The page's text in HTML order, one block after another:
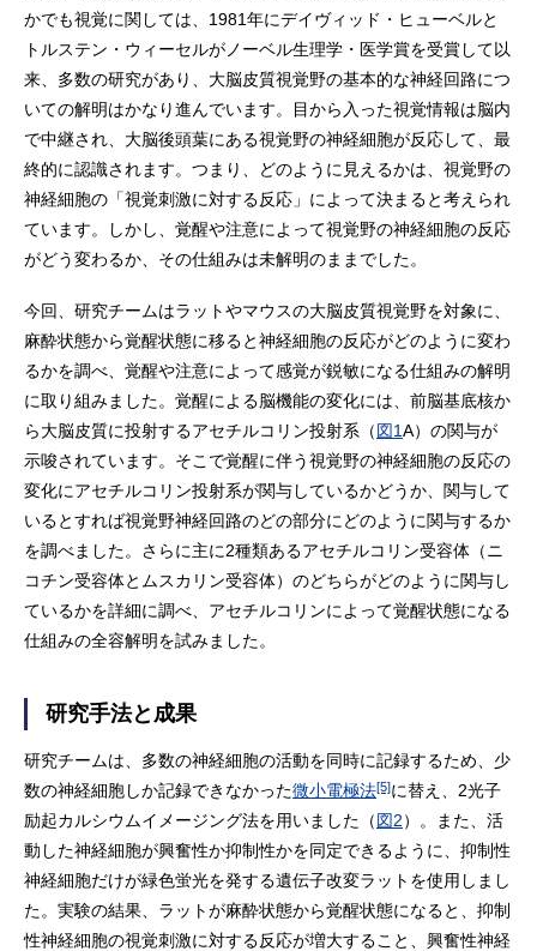
かでも視覚に関しては、1981年にデイヴィッド・ヒューベルと
トルステン・ウィーセルがノーベル生理学・医学賞を受賞して以
来、多数の研究があり、大脳皮質視覚野の基本的な神経回路につ
いての解明はかなり進んでいます。目から入った視覚情報は脳内
で中継され、大脳後頭葉にある視覚野の神経細胞が反応して、最
終的に認識されます。つまり、どのように見えるかは、視覚野の
神経細胞の「視覚刺激に対する反応」によって決まると考えられ
ています。しかし、覚醒や注意によって視覚野の神経細胞の反応
がどう変わるか、その仕組みは未解明のままでした。
今回、研究チームはラットやマウスの大脳皮質視覚野を対象に、
麻酔状態から覚醒状態に移ると神経細胞の反応がどのように変わ
るかを調べ、覚醒や注意によって感覚が鋭敏になる仕組みの解明
に取り組みました。覚醒による脳機能の変化には、前脳基底核か
ら大脳皮質に投射するアセチルコリン投射系（図1A）の関与が
示唆されています。そこで覚醒に伴う視覚野の神経細胞の反応の
変化にアセチルコリン投射系が関与しているかどうか、関与して
いるとすれば視覚野神経回路のどの部分にどのように関与するか
を調べました。さらに主に2種類あるアセチルコリン受容体（ニ
コチン受容体とムスカリン受容体）のどちらがどのように関与し
ているかを詳細に調べ、アセチルコリンによって覚醒状態になる
仕組みの全容解明を試みました。
研究手法と成果
研究チームは、多数の神経細胞の活動を同時に記録するため、少
数の神経細胞しか記録できなかった微小電極法[5]に替え、2光子
励起カルシウムイメージング法を用いました（図2）。また、活
動した神経細胞が興奮性か抑制性かを同定できるように、抑制性
神経細胞だけが緑色蛍光を発する遺伝子改変ラットを使用しまし
た。実験の結果、ラットが麻酔状態から覚醒状態になると、抑制
性神経細胞の視覚刺激に対する反応が増大すること、興奮性神経